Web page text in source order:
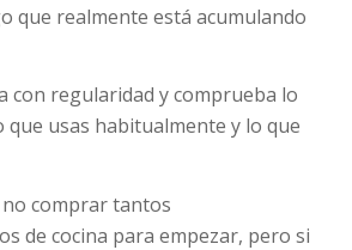
que realmente está acumulando
con regularidad y comprueba lo
que usas habitualmente y lo que
comprar tantos
de cocina para empezar, pero si